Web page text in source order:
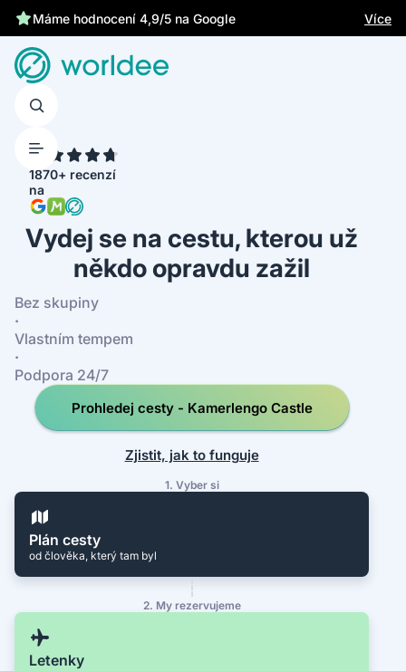
Máme hodnocení 4,9/5 na Google
Více
1870+ recenzí
na
Vydej se na cestu, kterou už
někdo opravdu zažil
Bez skupiny
·
Vlastním tempem
·
Podpora 24/7
Prohledej cesty - Kamerlengo Castle
Zjistit, jak to funguje
1. Vyber si
Plán cesty
od člověka, který tam byl
2. My rezervujeme
Letenky